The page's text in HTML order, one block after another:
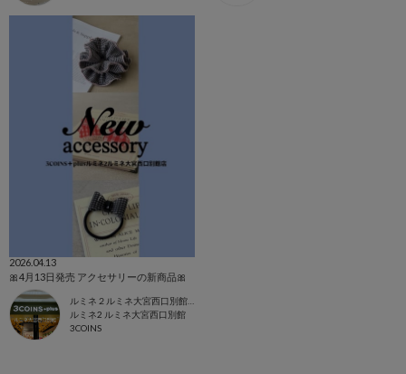
2026.04.13
🎀4月13日発売 アクセサリーの新商品🎀
ルミネ２ルミネ大宮西口別館店
ルミネ2 ルミネ大宮西口別館
3COINS